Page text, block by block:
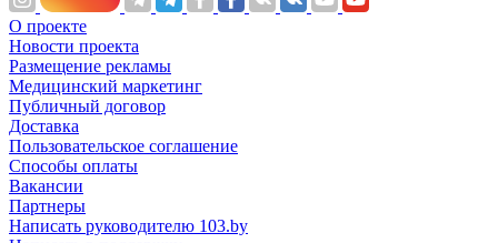
О проекте
Новости проекта
Размещение рекламы
Медицинский маркетинг
Публичный договор
Доставка
Пользовательское соглашение
Способы оплаты
Вакансии
Партнеры
Написать руководителю 103.by